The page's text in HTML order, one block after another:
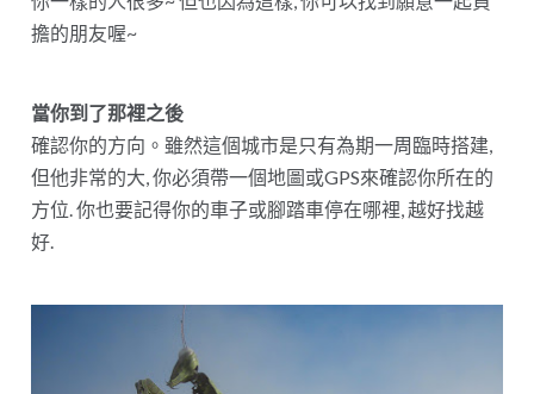
擔的朋友喔~
當你到了那裡之後
確認你的方向。雖然這個城市是只有為期一周臨時搭建,
但他非常的大, 你必須帶一個地圖或GPS來確認你所在的
方位. 你也要記得你的車子或腳踏車停在哪裡, 越好找越
好.